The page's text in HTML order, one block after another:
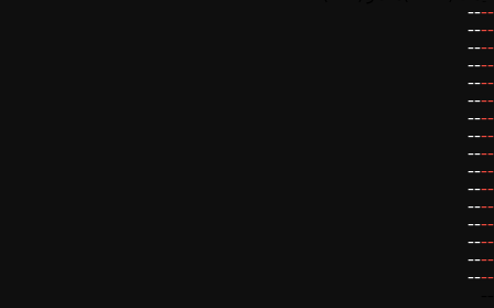
--
--
--
--
--
--
--
--
--
--
--
--
--
--
--
--
--
--
--
--
--
--
--
--
--
--
--
--
--
--
--
--